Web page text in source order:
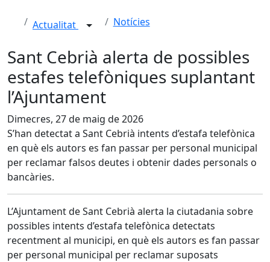
Actualitat Notícies
Sant Cebrià alerta de possibles
estafes telefòniques suplantant
l’Ajuntament
Dimecres, 27 de maig de 2026
S’han detectat a Sant Cebrià intents d’estafa telefònica
en què els autors es fan passar per personal municipal
per reclamar falsos deutes i obtenir dades personals o
bancàries.
L’Ajuntament de Sant Cebrià alerta la ciutadania sobre
possibles intents d’estafa telefònica detectats
recentment al municipi, en què els autors es fan passar
per personal municipal per reclamar suposats